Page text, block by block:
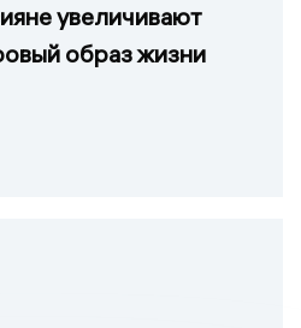
увеличивают
образ жизни